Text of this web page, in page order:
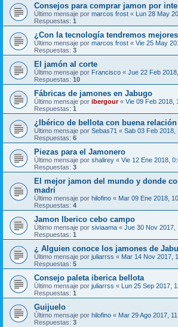
Consejos para comprar jamon por
Último mensaje por marcos frost « Lun 28 May
Respuestas: 1
¿Con la tecnología tendremos
Último mensaje por marcos frost « Vie 25 May
Respuestas: 3
El jamón al corte
Último mensaje por Francisco « Jue 22 Feb
Respuestas: 10
Fábricas de jamones en Jabugo
Último mensaje por ibergour« Vie 09 Feb 2018,
Respuestas: 1
¿Ibérico de bellota con buena
Último mensaje por Sebas71 « Sab 03 Feb 2018,
Respuestas: 6
Piezas para el Jamonero
Último mensaje por shalirey « Vie 12 Ene 2018,
Respuestas: 3
El mejor jamon del mundo y donde
madri
Último mensaje por hilofino « Mar 09 Ene 2018,
Respuestas: 4
Jamon Iberico cebo campo
Último mensaje por siviaama « Jue 30 Nov 2017,
Respuestas: 1
¿ Alguien conoce los jamones de
Último mensaje por juliarrss « Mar 14 Nov 2017,
Respuestas: 5
Consejo paleta iberica bellota
Último mensaje por juliarrss « Lun 25 Sep 2017,
Respuestas: 1
Guijuelo
Último mensaje por hilofino « Mar 29 Ago 2017,
Respuestas: 3